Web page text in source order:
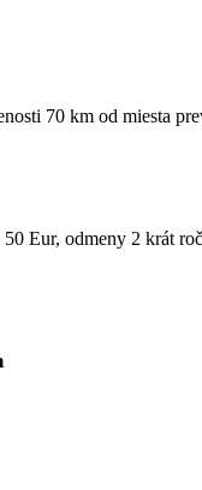
70 km od miesta
Eur, odmeny 2 krát